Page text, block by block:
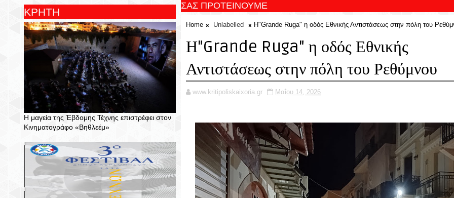
ΚΡΗΤΗ
Η μαγεία της Έβδομης Τέχνης επιστρέφει στον
Κινηματογράφο «Βηθλεέμ»
ΣΑΣ ΠΡΟΤΕΙΝΟΥΜΕ
Home Unlabelled Η"Grande Ruga" η οδός Εθνικής Αντιστάσεως στην πόλη του
Η"Grande Ruga" η οδός Εθνικής
Αντιστάσεως στην πόλη του Ρεθύμνου
www.kritipoliskaixoria.gr Μαΐου 14, 2026